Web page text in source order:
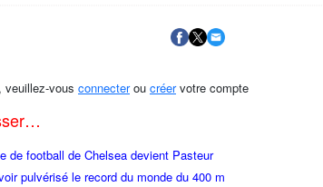
veuillez-vous connecterou créervotre compte
de football de Chelsea devient Pasteur
pulvérisé le record du monde du 400 m